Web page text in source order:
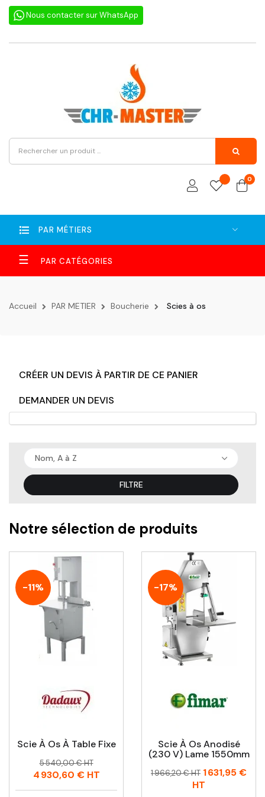
Nous contacter sur WhatsApp
0
PAR MÉTIERS
Basculer
la
navigation
☰
Accueil PAR METIER Boucherie Scies à os
CRÉER UN DEVIS À PARTIR DE CE PANIER
DEMANDER UN DEVIS
Nom, A à Z
FILTRE
Notre sélection de produits
-11%
Scie À Os À Table Fixe
Prix
Prix
habituel
5 540,00 € HT
4 930,60 €HT
-17%
Scie À Os Anodisé
(230 V) Lame 1550mm
Prix
Prix
1 966,20 € HT 1 631,95 €
HT